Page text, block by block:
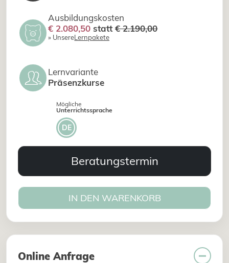
Ausbildungskosten
€ 2.080,50 statt€ 2.190,00
» UnsereLernpakete
Lernvariante
Präsenzkurse
Mögliche
Unterrichtssprache
DE
Beratungstermin
IN DEN WARENKORB
Online Anfrage